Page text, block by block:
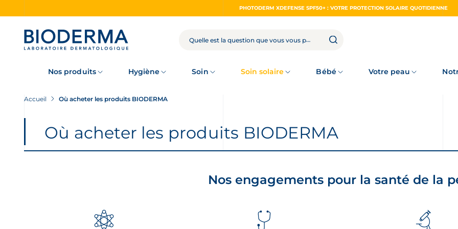
PHOTODERM XDEFENSE SPF50+ : VOTRE PROTECTION SOLAIRE QUOTIDIENNE
RECHERCHE
Nos produits Hygiène Soin Soin solaire Bébé Votre peau
Accueil Où acheter les produits BIODERMA
Où acheter les produits BIODERMA
Nos engagements pour la santé de la